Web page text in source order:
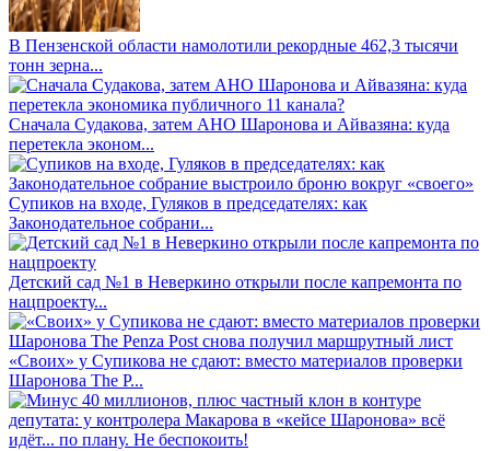
В Пензенской области намолотили рекордные 462,3 тысячи
тонн зерна...
Сначала Судакова, затем АНО Шаронова и Айвазяна: куда
перетекла эконом...
Супиков на входе, Гуляков в председателях: как
Законодательное собрани...
Детский сад №1 в Неверкино открыли после капремонта по
нацпроекту...
«Своих» у Супикова не сдают: вместо материалов проверки
Шаронова The P...